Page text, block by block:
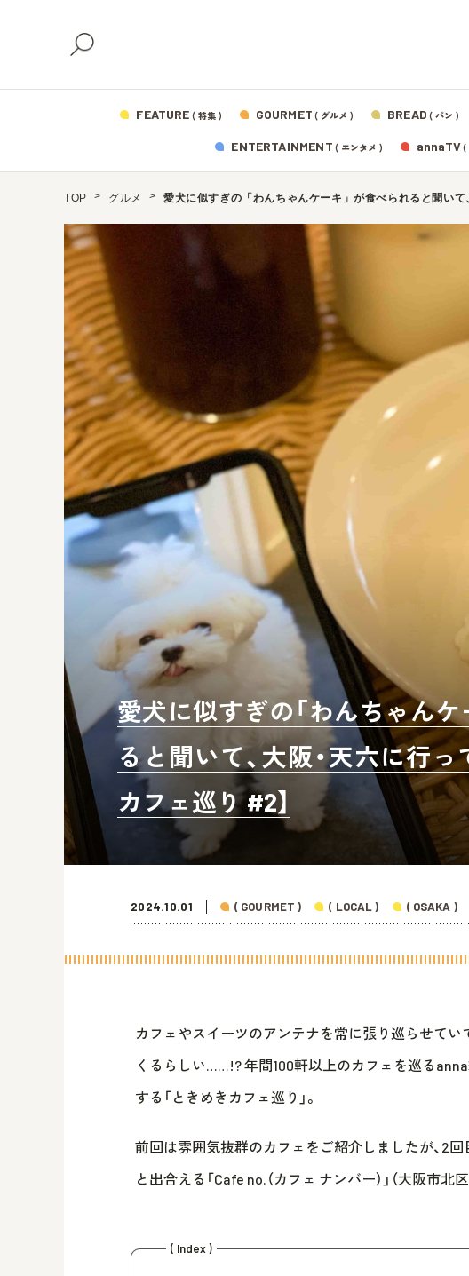
FEATURE ( 特集 ) GOURMET ( グルメ ) BREAD ( パン )
ENTERTAINMENT ( エンタメ ) annaTV(
TOP グルメ 愛犬に似すぎの「わんちゃんケーキ」が食べられると聞い
愛犬に似すぎの「わんちゃんケ
ると聞いて、大阪・天六に行っ
カフェ巡り #2】
2024.10.01 ( GOURMET ) ( LOCAL ) ( OSAKA )
カフェやスイーツのアンテナを常に張り巡らせてい
くるらしい……!? 年間100軒以上のカフェを巡る
する「ときめきカフェ巡り」。
前回は雰囲気抜群のカフェをご紹介しましたが、2
と出合える「Cafe no.（カフェ ナンバー）」（大阪市北
( Index )